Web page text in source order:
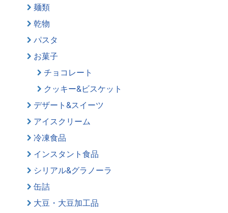
麺類
乾物
パスタ
お菓子
チョコレート
クッキー&ビスケット
デザート&スイーツ
アイスクリーム
冷凍食品
インスタント食品
シリアル&グラノーラ
缶詰
大豆・大豆加工品